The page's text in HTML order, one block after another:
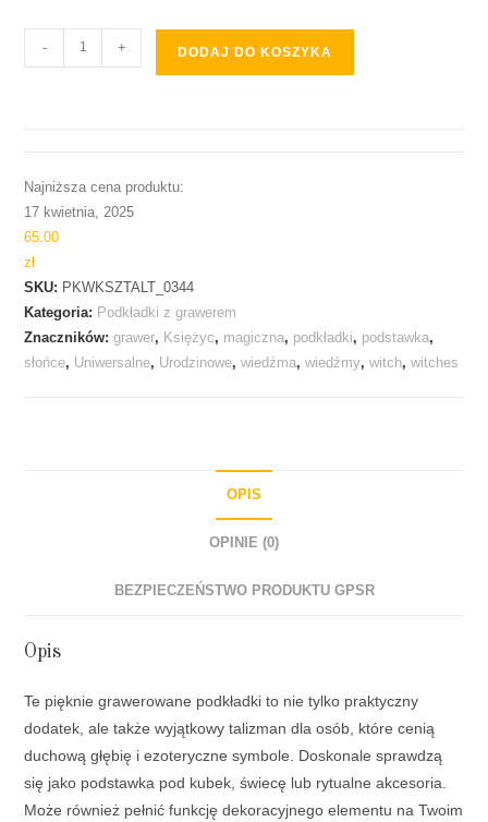
- + DODAJ DO KOSZYKA
Najniższa cena produktu:
17 kwietnia, 2025
65.00
zł
SKU: PKWKSZTALT_0344
Kategoria: Podkładki z grawerem
Znaczników:grawer, Księżyc, magiczna, podkładki, podstawka,
słońce, Uniwersalne, Urodzinowe,wiedźma,wiedźmy,witch,witches
OPIS
OPINIE (0)
BEZPIECZEŃSTWO PRODUKTU GPSR
Opis
Te pięknie grawerowane podkładki to nie tylko praktyczny
dodatek, ale także wyjątkowy talizman dla osób, które cenią
duchową głębię i ezoteryczne symbole. Doskonale sprawdzą
się jako podstawka pod kubek, świecę lub rytualne akcesoria.
Może również pełnić funkcję dekoracyjnego elementu na Twoim